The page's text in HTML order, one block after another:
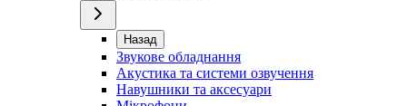
Назад
Звукове обладнання
Акустика та системи озвучення
Навушники та аксесуари